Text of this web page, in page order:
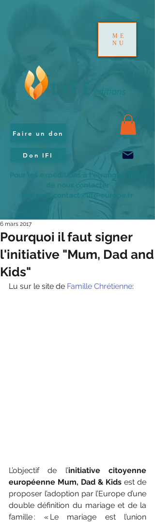
ME
NU
Faire un don
Don IFI
Pour les expéditions à l'étranger merci
de nous contacter
par mail contact@life-europe.fr
Pourquoi il faut signer
l'initiative "Mum, Dad and
Kids"
6 mars 2017
Lu sur le site de Famille Chrétienne:
L’objectif de l’initiative citoyenne
européenne Mum, Dad & Kids est de
proposer l’adoption par l’Europe d’une
double définition du mariage et de la
famille : « Le mariage est l’union